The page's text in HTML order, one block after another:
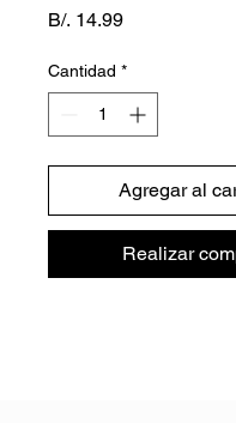
B/. 14.99Precio
Cantidad *
Agregar al
Realizar